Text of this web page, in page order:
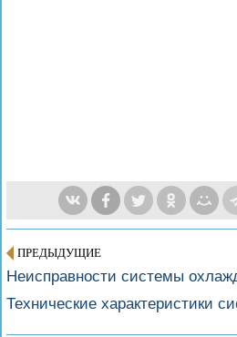
ПРЕДЫДУЩИЕ
Неисправности системы
Технические характеристики